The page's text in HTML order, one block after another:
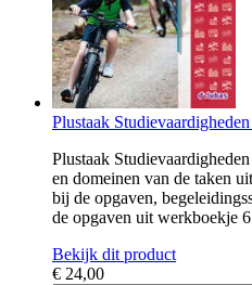
Plustaak
Plustaak
en domeinen van de taken
bij de opgaven,
de opgaven uit werkboekje
Bekijk dit product
€ 24,00